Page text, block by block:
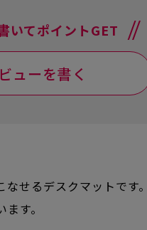
いてポイントGET
ューを書く
せるデスクマットです
す。